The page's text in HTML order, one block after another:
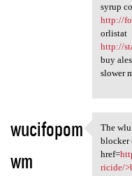
syrup
http://
orlistat
http://
buy
slower
wucifopom
wm
The
The
blocker
href=
ricide/